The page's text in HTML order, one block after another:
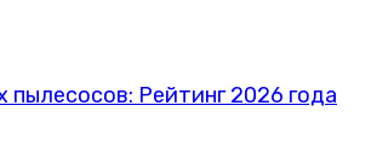
Рейтинг 2026 года